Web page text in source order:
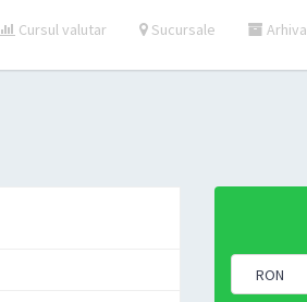
Cursul valutar Sucursale Arhiva